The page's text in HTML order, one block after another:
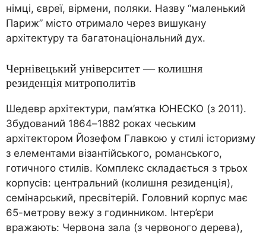
німці, євреї, вірмени, поляки. Назву “маленький
Париж” місто отримало через вишукану
архітектуру та багатонаціональний дух.
Чернівецький університет — колишня
резиденція митрополитів
Шедевр архітектури, пам’ятка ЮНЕСКО (з 2011).
Збудований 1864–1882 роках чеським
архітектором Йозефом Главкою у стилі історизму
з елементами візантійського, романського,
готичного стилів. Комплекс складається з трьох
корпусів: центральний (колишня резиденція),
семінарський, пресвітерій. Головний корпус має
65-метрову вежу з годинником. Інтер’єри
вражають: Червона зала (з червоного дерева),